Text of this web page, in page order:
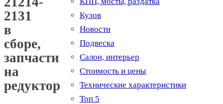
2131
в
сборе,
запчасти
на
редуктор
Кузов
Новости
Подвеска
Салон, интерьер
Стоимость и цены
Технические характеристики
Топ 5